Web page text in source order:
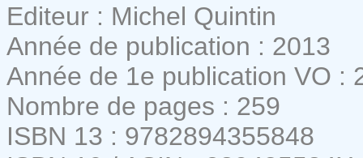
Editeur : Michel Quintin
Année de publication : 2013
Année de 1e publication VO :
Nombre de pages : 259
ISBN 13 : 9782894355848